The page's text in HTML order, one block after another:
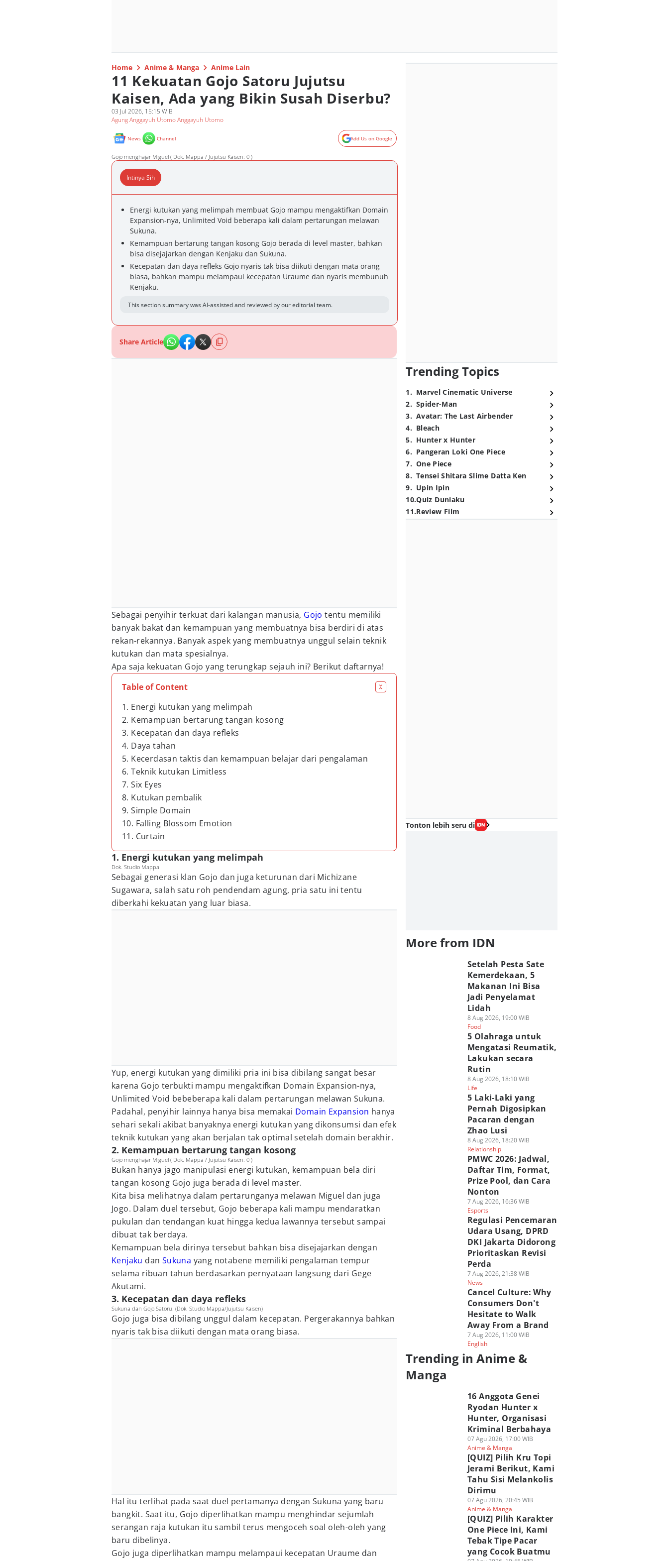
Home Anime & Manga Anime Lain
11 Kekuatan Gojo Satoru Jujutsu
Kaisen, Ada yang Bikin Susah Diserbu?
03 Jul 2026, 15:15 WIB
Agung Anggayuh Utomo Anggayuh Utomo
News Channel Add Us on Google
Gojo menghajar Miguel ( Dok. Mappa / Jujutsu Kaisen: 0 )
Intinya Sih
Energi kutukan yang melimpah membuat Gojo mampu mengaktifkan Domain
Expansion-nya, Unlimited Void beberapa kali dalam pertarungan melawan
Sukuna.
Kemampuan bertarung tangan kosong Gojo berada di level master, bahkan
bisa disejajarkan dengan Kenjaku dan Sukuna.
Kecepatan dan daya refleks Gojo nyaris tak bisa diikuti dengan mata orang
biasa, bahkan mampu melampaui kecepatan Uraume dan nyaris membunuh
Kenjaku.
This section summary was AI-assisted and reviewed by our editorial team.
Share Article
Sebagai penyihir terkuat dari kalangan manusia, Gojo tentu memiliki
banyak bakat dan kemampuan yang membuatnya bisa berdiri di atas
rekan-rekannya. Banyak aspek yang membuatnya unggul selain teknik
kutukan dan mata spesialnya.
Apa saja kekuatan Gojo yang terungkap sejauh ini? Berikut daftarnya!
Table of Content
1. Energi kutukan yang melimpah
2. Kemampuan bertarung tangan kosong
3. Kecepatan dan daya refleks
4. Daya tahan
5. Kecerdasan taktis dan kemampuan belajar dari pengalaman
6. Teknik kutukan Limitless
7. Six Eyes
8. Kutukan pembalik
9. Simple Domain
10. Falling Blossom Emotion
11. Curtain
1. Energi kutukan yang melimpah
Dok. Studio Mappa
Sebagai generasi klan Gojo dan juga keturunan dari Michizane
Sugawara, salah satu roh pendendam agung, pria satu ini tentu
diberkahi kekuatan yang luar biasa.
Yup, energi kutukan yang dimiliki pria ini bisa dibilang sangat besar
karena Gojo terbukti mampu mengaktifkan Domain Expansion-nya,
Unlimited Void bebeberapa kali dalam pertarungan melawan Sukuna.
Padahal, penyihir lainnya hanya bisa memakai Domain Expansion hanya
sehari sekali akibat banyaknya energi kutukan yang dikonsumsi dan efek
teknik kutukan yang akan berjalan tak optimal setelah domain berakhir.
2. Kemampuan bertarung tangan kosong
Gojo menghajar Miguel ( Dok. Mappa / Jujutsu Kaisen: 0 )
Bukan hanya jago manipulasi energi kutukan, kemampuan bela diri
tangan kosong Gojo juga berada di level master.
Kita bisa melihatnya dalam pertarunganya melawan Miguel dan juga
Jogo. Dalam duel tersebut, Gojo beberapa kali mampu mendaratkan
pukulan dan tendangan kuat hingga kedua lawannya tersebut sampai
dibuat tak berdaya.
Kemampuan bela dirinya tersebut bahkan bisa disejajarkan dengan
Kenjaku dan Sukuna yang notabene memiliki pengalaman tempur
selama ribuan tahun berdasarkan pernyataan langsung dari Gege
Akutami.
3. Kecepatan dan daya refleks
Sukuna dan Gojo Satoru. (Dok. Studio Mappa/Jujutsu Kaisen)
Gojo juga bisa dibilang unggul dalam kecepatan. Pergerakannya bahkan
nyaris tak bisa diikuti dengan mata orang biasa.
Hal itu terlihat pada saat duel pertamanya dengan Sukuna yang baru
bangkit. Saat itu, Gojo diperlihatkan mampu menghindar sejumlah
serangan raja kutukan itu sambil terus mengoceh soal oleh-oleh yang
baru dibelinya.
Gojo juga diperlihatkan mampu melampaui kecepatan Uraume dan
Trending Topics
1. Marvel Cinematic Universe
2. Spider-Man
3. Avatar: The Last Airbender
4. Bleach
5. Hunter x Hunter
6. Pangeran Loki One Piece
7. One Piece
8. Tensei Shitara Slime Datta Ken
9. Upin Ipin
10.Quiz Duniaku
11.Review Film
Tonton lebih seru di
More from IDN
Setelah Pesta Sate
Kemerdekaan, 5
Makanan Ini Bisa
Jadi Penyelamat
Lidah
8 Aug 2026, 19:00 WIB
Food
5 Olahraga untuk
Mengatasi Reumatik,
Lakukan secara
Rutin
8 Aug 2026, 18:10 WIB
Life
5 Laki-Laki yang
Pernah Digosipkan
Pacaran dengan
Zhao Lusi
8 Aug 2026, 18:20 WIB
Relationship
PMWC 2026: Jadwal,
Daftar Tim, Format,
Prize Pool, dan Cara
Nonton
7 Aug 2026, 16:36 WIB
Esports
Regulasi Pencemaran
Udara Usang, DPRD
DKI Jakarta Didorong
Prioritaskan Revisi
Perda
7 Aug 2026, 21:38 WIB
News
Cancel Culture: Why
Consumers Don't
Hesitate to Walk
Away From a Brand
7 Aug 2026, 11:00 WIB
English
Trending in Anime &
Manga
16 Anggota Genei
Ryodan Hunter x
Hunter, Organisasi
Kriminal Berbahaya
07 Agu 2026, 17:00 WIB
Anime & Manga
[QUIZ] Pilih Kru Topi
Jerami Berikut, Kami
Tahu Sisi Melankolis
Dirimu
07 Agu 2026, 20:45 WIB
Anime & Manga
[QUIZ] Pilih Karakter
One Piece Ini, Kami
Tebak Tipe Pacar
yang Cocok Buatmu